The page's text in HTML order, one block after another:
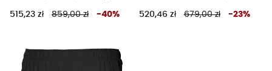
515,23 zł 859,00 zł -40% 520,46 zł 679,00 zł -23%